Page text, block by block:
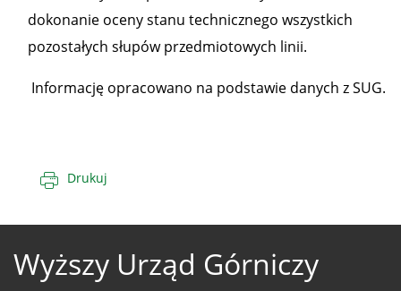
dokonanie oceny stanu technicznego wszystkich
pozostałych słupów przedmiotowych linii.
Informację opracowano na podstawie danych z SUG.
Drukuj
Wyższy Urząd Górniczy